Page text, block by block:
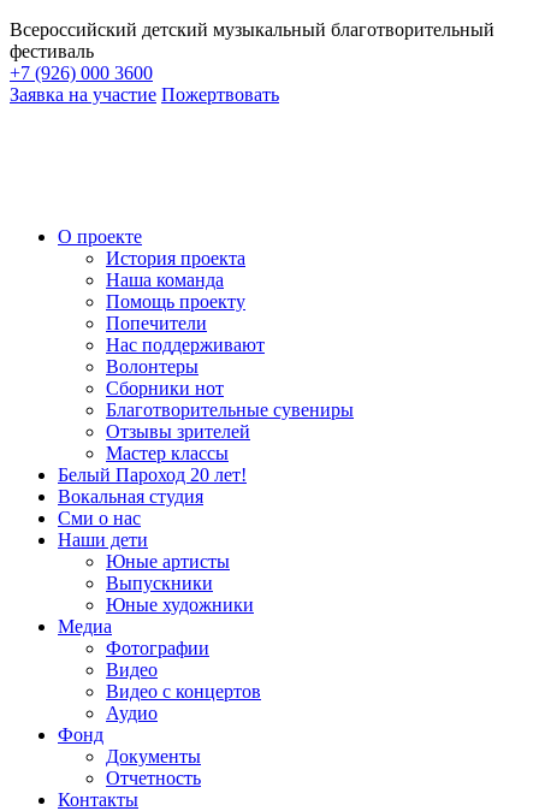
Всероссийский детский музыкальный благотворительный
фестиваль
+7 (926) 000 3600
Заявка на участие Пожертвовать
О проекте
История проекта
Наша команда
Помощь проекту
Попечители
Нас поддерживают
Волонтеры
Сборники нот
Благотворительные сувениры
Отзывы зрителей
Мастер классы
Белый Пароход 20 лет!
Вокальная студия
Сми о нас
Наши дети
Юные артисты
Выпускники
Юные художники
Медиа
Фотографии
Видео
Видео с концертов
Аудио
Фонд
Документы
Отчетность
Контакты